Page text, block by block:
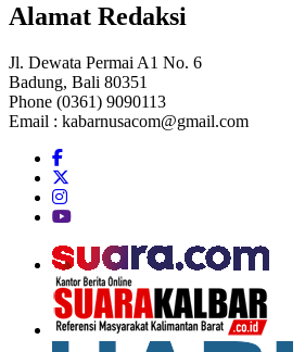
Alamat Redaksi
Jl. Dewata Permai A1 No. 6
Badung, Bali 80351
Phone (0361) 9090113
Email : kabarnusacom@gmail.com